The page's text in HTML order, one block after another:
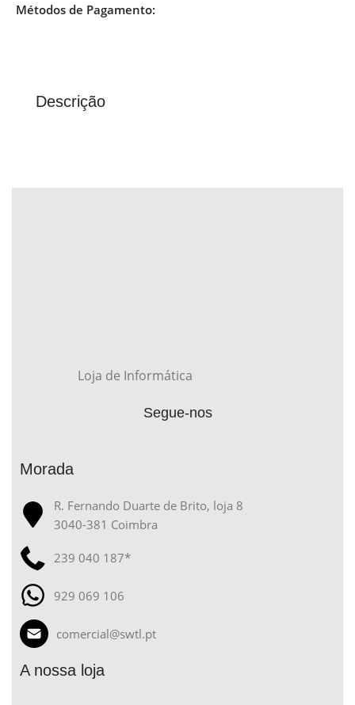
Métodos de Pagamento:
Descrição
Loja de Informática
Segue-nos
Morada
R. Fernando Duarte de Brito, loja 8
3040-381 Coimbra
239 040 187*
929 069 106
comercial@swtl.pt
A nossa loja